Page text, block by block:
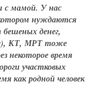
с мамой. У нас
нуждаются
денег,
КТ, МРТ тоже
некоторое время
участковых
как родной человек